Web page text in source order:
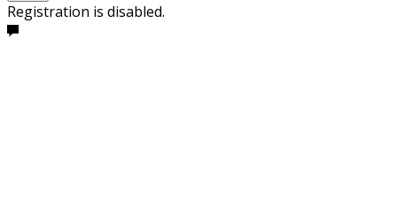
Registration is disabled.